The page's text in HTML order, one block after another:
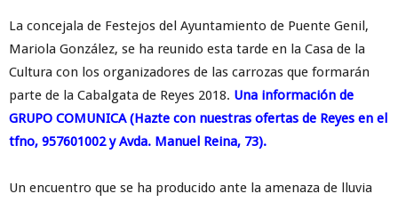
La concejala de Festejos del Ayuntamiento de Puente Genil,
Mariola González, se ha reunido esta tarde en la Casa de la
Cultura con los organizadores de las carrozas que formarán
parte de la Cabalgata de Reyes 2018. Una información de
GRUPO COMUNICA (Hazte con nuestras ofertas de Reyes en el
tfno, 957601002 y Avda. Manuel Reina, 73).
Un encuentro que se ha producido ante la amenaza de lluvia